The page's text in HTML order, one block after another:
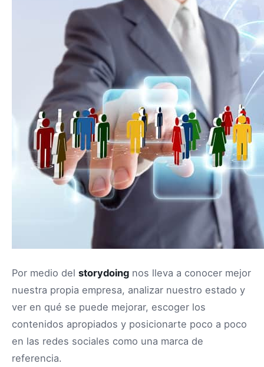
Por medio del storydoing nos lleva a conocer mejor
nuestra propia empresa, analizar nuestro estado y
ver en qué se puede mejorar, escoger los
contenidos apropiados y posicionarte poco a poco
en las redes sociales como una marca de
referencia.